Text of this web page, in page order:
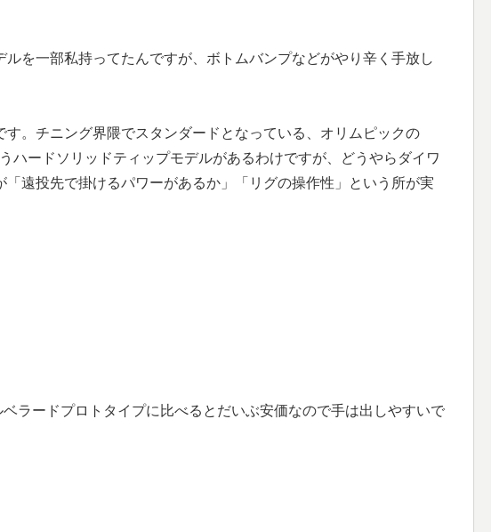
を一部私持ってたんですが、ボトムバンプなどがやり辛く手放し
す。チニング界隈でスタンダードとなっている、オリムピックの
ハードソリッドティップモデルがあるわけですが、どうやらダイワ
遠投先で掛けるパワーがあるか」「リグの操作性」という所が実
ラードプロトタイプに比べるとだいぶ安価なので手は出しやすいで